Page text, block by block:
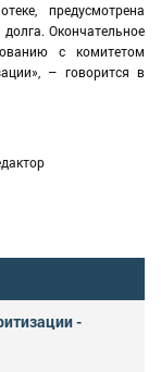
предусмотрена
Окончательное
с комитетом
– говорится в
-